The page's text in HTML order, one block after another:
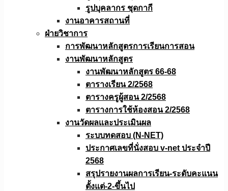
รูปบุคลากร ชุดกากี
งานอาคารสถานที่
ฝ่ายวิชาการ
การพัฒนาหลักสูตรการเรียนการสอน
งานพัฒนาหลักสูตร
งานพัฒนาหลักสูตร 66-68
ตารางเรียน 2/2568
ตารางครูผู้สอน 2/2568
ตารางการใช้ห้องสอน 2/2568
งานวัดผลเเละประเมินผล
ระบบทดสอบ (N-NET)
ประกาศเลขที่นั่งสอบ v-net ประจำปี
2568
สรุปรายงานผลการเรียน-ระดับคะแนน
ตั้งแต่-2-ขึ้นไป